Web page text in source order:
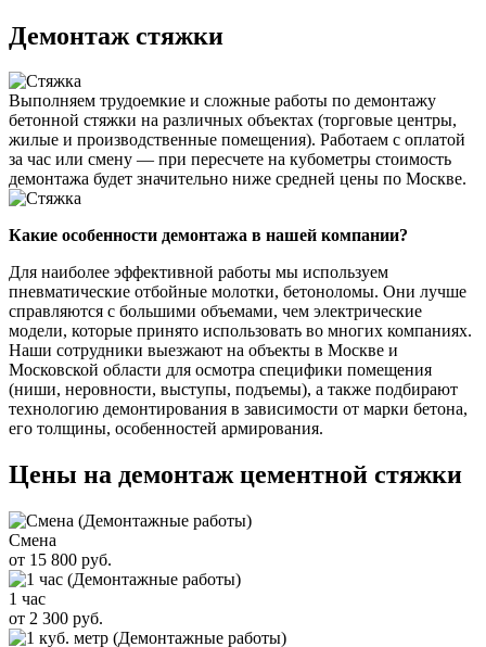
Демонтаж стяжки
Выполняем трудоемкие и сложные работы по демонтажу
бетонной стяжки на различных объектах (торговые центры,
жилые и производственные помещения). Работаем с оплатой
за час или смену — при пересчете на кубометры стоимость
демонтажа будет значительно ниже средней цены по Москве.
Какие особенности демонтажа в нашей компании?
Для наиболее эффективной работы мы используем
пневматические отбойные молотки, бетоноломы. Они лучше
справляются с большими объемами, чем электрические
модели, которые принято использовать во многих компаниях.
Наши сотрудники выезжают на объекты в Москве и
Московской области для осмотра специфики помещения
(ниши, неровности, выступы, подъемы), а также подбирают
технологию демонтирования в зависимости от марки бетона,
его толщины, особенностей армирования.
Цены на демонтаж цементной стяжки
Смена
от 15 800 руб.
1 час
от 2 300 руб.